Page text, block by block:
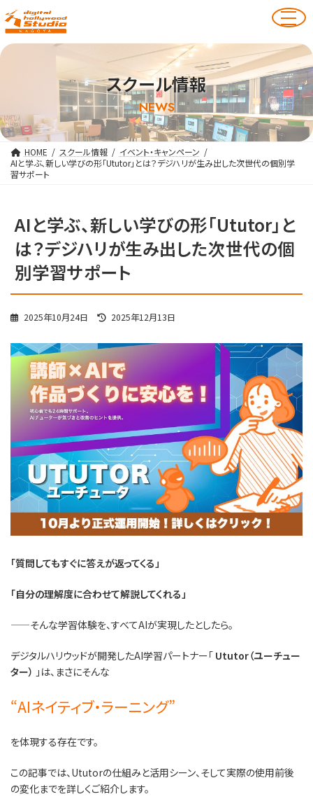
スクール情報
NEWS
HOME スクール情報
イベント・キャンペーン
AIと学ぶ、新しい学びの形「Ututor」とは？デジハリが生み出した次世代の個別学
習サポート
AIと学ぶ、新しい学びの形「Ututor」と
は？デジハリが生み出した次世代の個
別学習サポート
2025年10月24日
最
更
新
日
時
:
2025年12月13日
「質問してもすぐに答えが返ってくる」
「自分の理解度に合わせて解説してくれる」
——そんな学習体験を、すべてAIが実現したとしたら。
デジタルハリウッドが開発したAI学習パートナー「 Ututor（ユーチュー
ター） 」は、まさにそんな
“AIネイティブ・ラーニング”
を体現する存在です。
この記事では、Ututorの仕組みと活用シーン、そして実際の使用前後
の変化までを詳しくご紹介します。